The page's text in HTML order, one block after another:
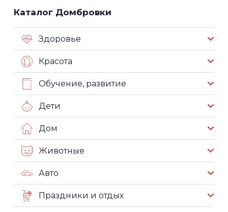
Каталог Домбровки
Здоровье
Красота
Обучение, развитие
Дети
Дом
Животные
Авто
Праздники и отдых